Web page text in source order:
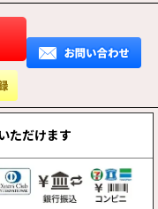
ただけます